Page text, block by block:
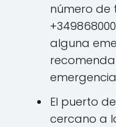
número de
alguna
El puerto
cercano a